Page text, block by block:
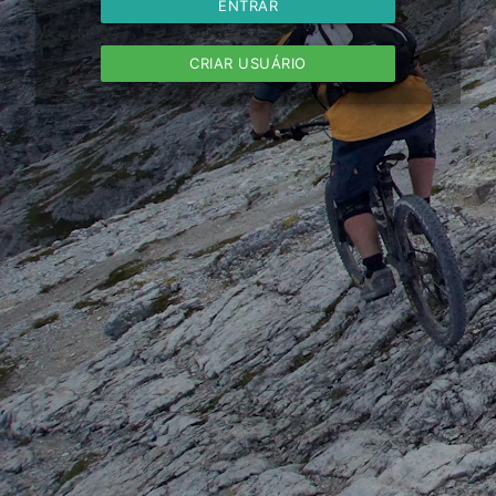
ENTRAR
CRIAR USUÁRIO